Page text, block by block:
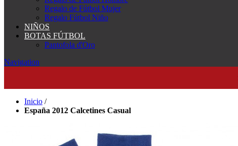
Regalo de Fútbol Mujer
Regalo Fútbol Niño
NIÑOS
BOTAS FÚTBOL
Pantofola d'Oro
Navigation
Inicio /
España 2012 Calcetines Casual